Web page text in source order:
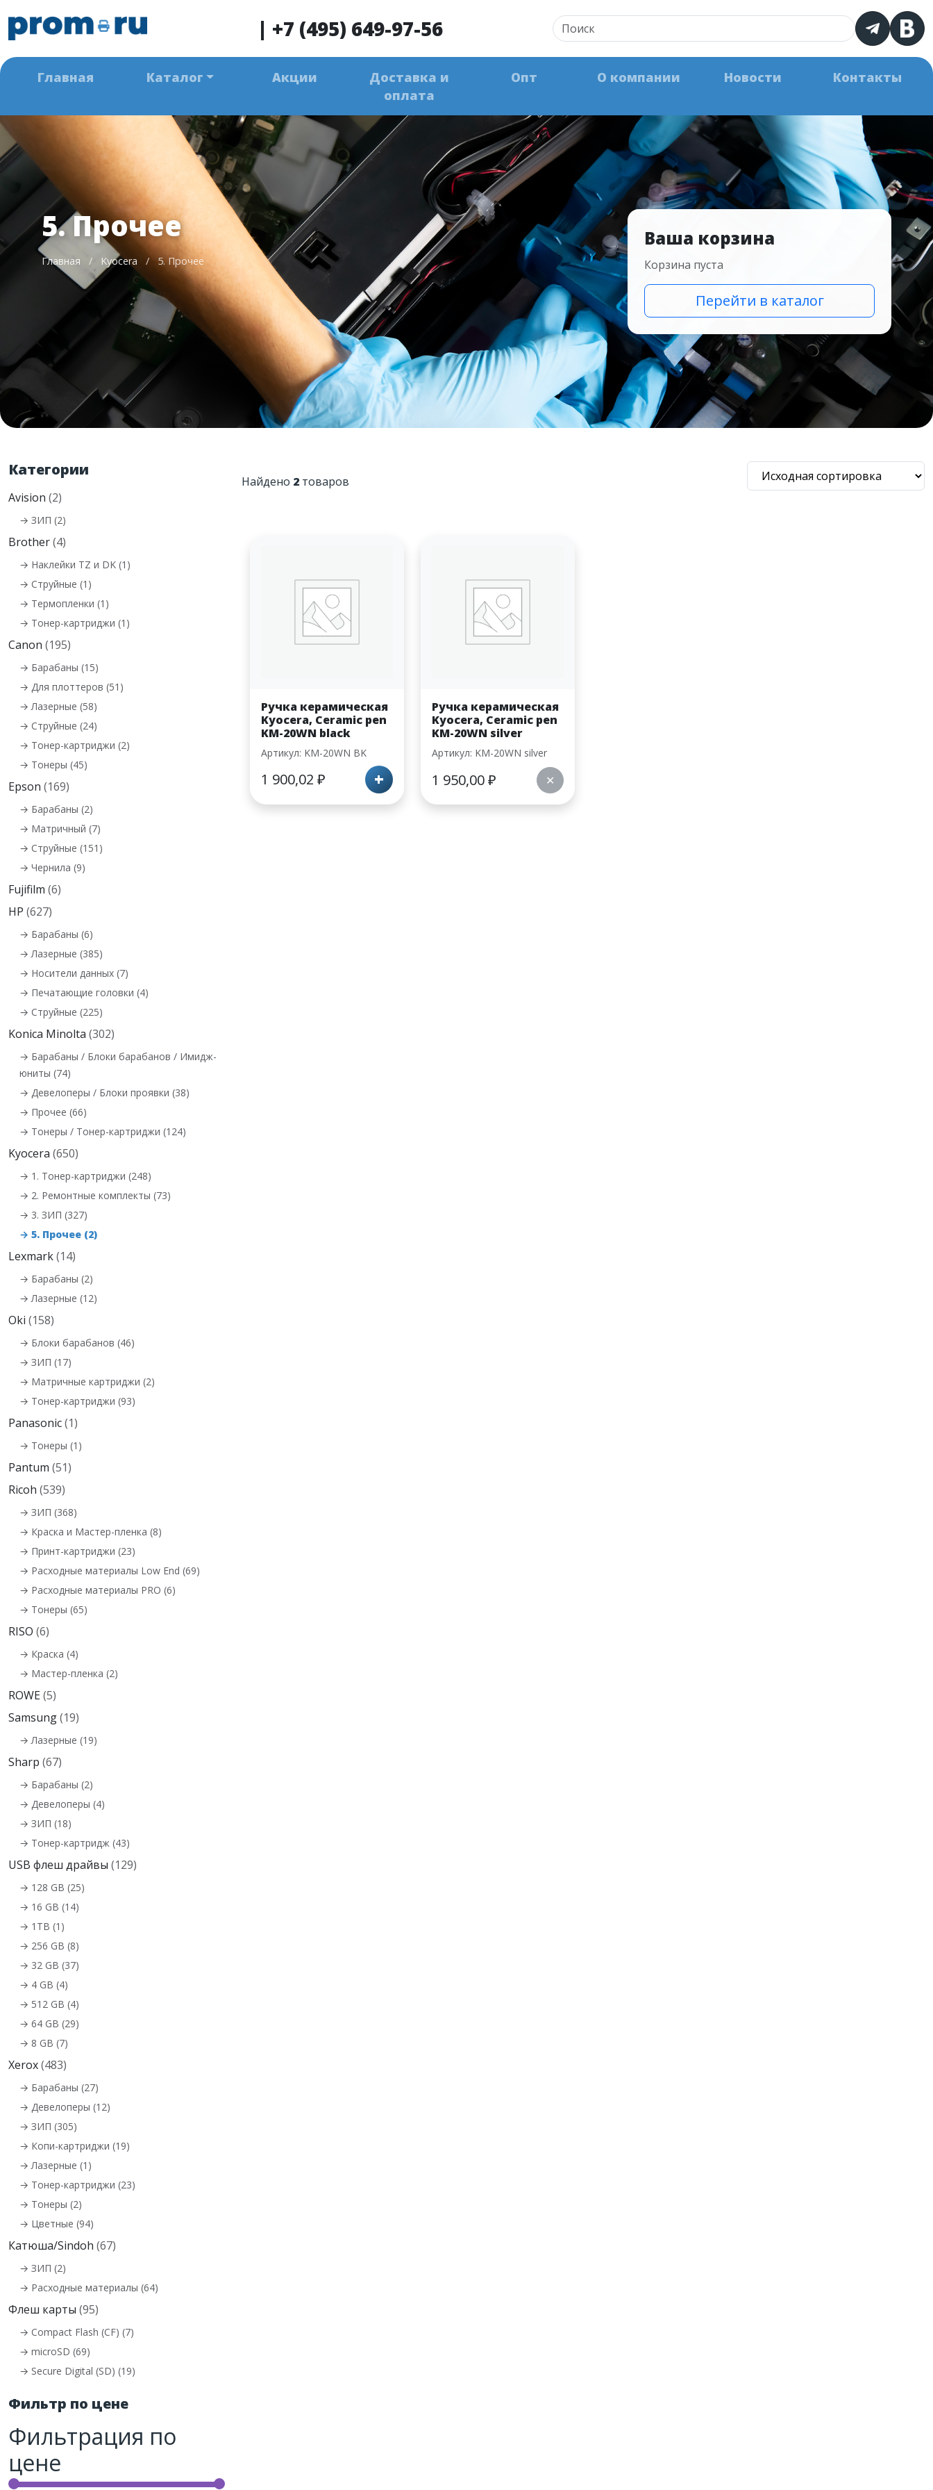
| +7 (495) 649-97-56
Главная Каталог Акции
Доставка и
оплата
Опт О компании Новости Контакты
5. Прочее
Главная / Kyocera / 5. Прочее
Ваша корзина
Корзина пуста
Перейти в каталог
Категории
Avision (2)
→ ЗИП (2)
Brother(4)
→ Наклейки TZ и DK (1)
→ Струйные (1)
→ Термопленки (1)
→ Тонер-картриджи (1)
Canon (195)
→ Барабаны (15)
→ Для плоттеров (51)
→ Лазерные (58)
→ Струйные (24)
→ Тонер-картриджи (2)
→ Тонеры (45)
Epson (169)
→ Барабаны (2)
→ Матричный (7)
→ Струйные (151)
→ Чернила (9)
Fujifilm (6)
HP (627)
→ Барабаны (6)
→ Лазерные (385)
→ Носители данных (7)
→ Печатающие головки (4)
→ Струйные (225)
Konica Minolta (302)
→ Барабаны / Блоки барабанов / Имидж-
юниты (74)
→ Девелоперы / Блоки проявки (38)
→ Прочее (66)
→ Тонеры / Тонер-картриджи (124)
Kyocera (650)
→ 1. Тонер-картриджи (248)
→ 2. Ремонтные комплекты (73)
→ 3. ЗИП (327)
→ 5. Прочее (2)
Lexmark(14)
→ Барабаны (2)
→ Лазерные (12)
Oki (158)
→ Блоки барабанов (46)
→ ЗИП (17)
→ Матричные картриджи (2)
→ Тонер-картриджи (93)
Panasonic(1)
→ Тонеры (1)
Pantum (51)
Ricoh (539)
→ ЗИП (368)
→ Краска и Мастер-пленка (8)
→ Принт-картриджи (23)
→ Расходные материалы Low End (69)
→ Расходные материалы PRO (6)
→ Тонеры (65)
RISO (6)
→ Краска (4)
→ Мастер-пленка (2)
ROWE(5)
Samsung(19)
→ Лазерные (19)
Sharp (67)
→ Барабаны (2)
→ Девелоперы (4)
→ ЗИП (18)
→ Тонер-картридж (43)
USB флеш драйвы (129)
→ 128 GB (25)
→ 16 GB (14)
→ 1TB (1)
→ 256 GB (8)
→ 32 GB (37)
→ 4 GB (4)
→ 512 GB (4)
→ 64 GB (29)
→ 8 GB (7)
Xerox(483)
→ Барабаны (27)
→ Девелоперы (12)
→ ЗИП (305)
→ Копи-картриджи (19)
→ Лазерные (1)
→ Тонер-картриджи (23)
→ Тонеры (2)
→ Цветные (94)
Катюша/Sindoh (67)
→ ЗИП (2)
→ Расходные материалы (64)
Флеш карты (95)
→ Compact Flash (CF) (7)
→ microSD (69)
→ Secure Digital (SD) (19)
Фильтр по цене
Фильтрация по
цене
Найдено 2товаров
Ручка керамическая
Kyocera, Ceramic pen
KM-20WN black
Артикул: KM-20WN BK
1 900,02 ₽ +
Ручка керамическая
Kyocera, Ceramic pen
KM-20WN silver
Артикул: KM-20WN silver
1 950,00₽ ✕